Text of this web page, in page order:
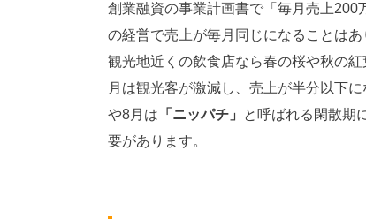
創業融資の事業計画書で「毎月売上
の経営で売上が毎月同じになることは
観光地近くの飲食店なら春の桜や秋の
月は観光客が激減し、売上が半分以下
や8月は 「ニッパチ」
と呼ばれる閑散期
要があります。